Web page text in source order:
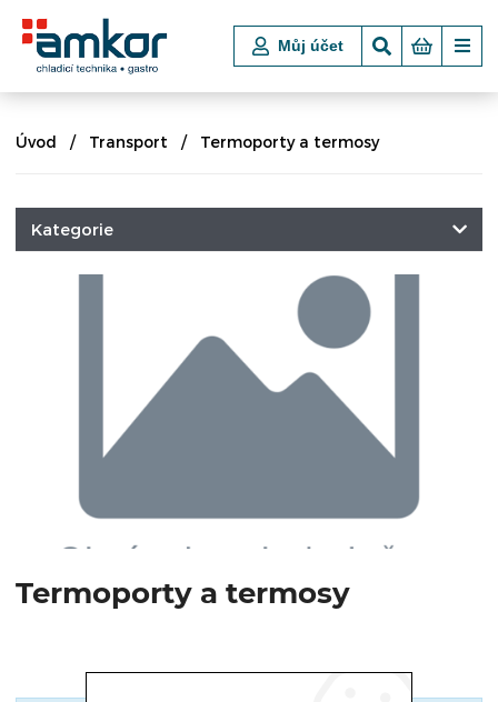
Můj účet
Úvod Transport Termoporty a termosy
Kategorie
CHLADICÍ A MRAZICÍ TECHNIKA
VSTUPNÍ TURNIKETY, ZÁBRANY
NÁKUPNÍ KOŠE A VOZÍKY
VARNÉ TECHNOLOGIE
OHŘEVNÉ VITRÍNY A VODNÍ LÁZNĚ
MYTÍ NÁDOBÍ
Termoporty a termosy